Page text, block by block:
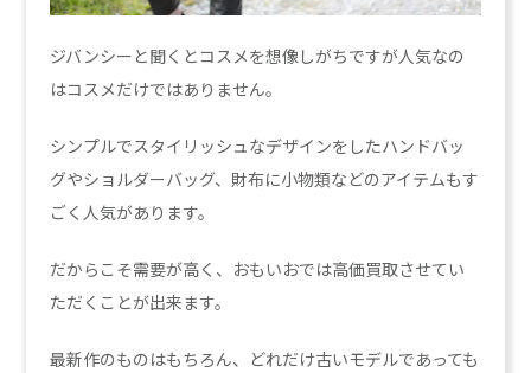
ジバンシーと聞くとコスメを想像しがちですが人気なの
はコスメだけではありません。
シンプルでスタイリッシュなデザインをしたハンドバッ
グやショルダーバッグ、財布に小物類などのアイテムもす
ごく人気があります。
だからこそ需要が高く、おもいおでは高価買取させてい
ただくことが出来ます。
最新作のものはもちろん、どれだけ古いモデルであっても